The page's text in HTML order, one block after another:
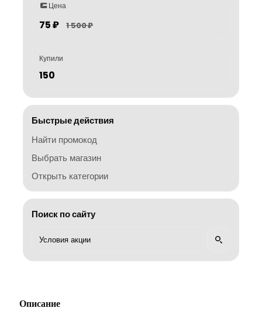
Цена
75 ₽ 1 500 ₽
Купили
150
Быстрые действия
Найти промокод
Выбрать магазин
Открыть категории
Поиск по сайту
Описание